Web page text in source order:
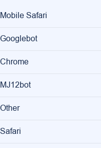
Mobile Safari
Googlebot
Chrome
MJ12bot
Other
Safari